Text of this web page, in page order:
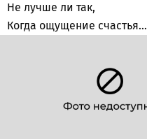
Не лучше ли так,
Когда ощущение счастья…